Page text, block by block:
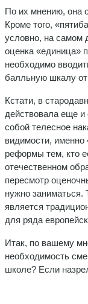
По их мнению, она
Кроме того,
условно, на самом
оценка «единица»
необходимо
балльную шкалу
Кстати, в
действовала еще
собой телесное
видимости, именно
реформы тем, кто
отечественном
пересмотр
нужно заниматься.
является
для ряда
Итак, по вашему
необходимость
школе? Если